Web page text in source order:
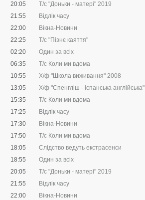
20:05
Т/с "Доньки - матері" 2019
21:55
Відлік часу
22:00
Вікна-Новини
22:25
Т/с "Пізнє каяття"
02:20
Один за всіх
06:35
Т/с Коли ми вдома
10:55
Х/ф "Школа виживання" 2008
13:05
Х/ф "Спенгліш - іспанська англійська"
15:35
Т/с Коли ми вдома
17:25
Відлік часу
17:30
Вікна-Новини
17:50
Т/с Коли ми вдома
18:05
Слідство ведуть екстрасенси
18:55
Один за всіх
20:05
Т/с "Доньки - матері" 2019
21:55
Відлік часу
22:00
Вікна-Новини